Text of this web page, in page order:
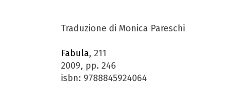
Traduzione di Monica Pareschi
Fabula, 211
2009, pp. 246
isbn: 9788845924064